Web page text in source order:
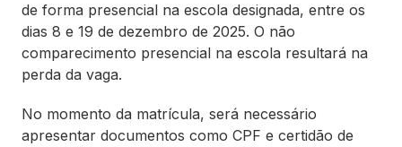
de forma presencial na escola designada, entre os
dias 8 e 19 de dezembro de 2025. O não
comparecimento presencial na escola resultará na
perda da vaga.
No momento da matrícula, será necessário
apresentar documentos como CPF e certidão de